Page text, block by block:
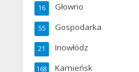
Głowno
16
Gospodarka
55
Inowłódz
21
Kamieńsk
168